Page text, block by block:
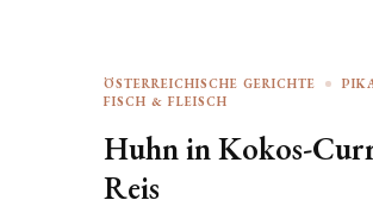
ÖSTERREICHISCHE GERICHTE
FISCH & FLEISCH
Huhn in Kokos-
Reis